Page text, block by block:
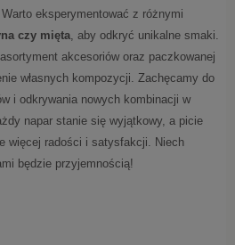
eksperymentować z różnymi
czy mięta , aby odkryć unikalne smaki.
akcesoriów oraz paczkowanej
własnych kompozycji. Zachęcamy do
i odkrywania nowych kombinacji w
napar stanie się wyjątkowy, a picie
więcej radości i satysfakcji. Niech
będzie przyjemnością!